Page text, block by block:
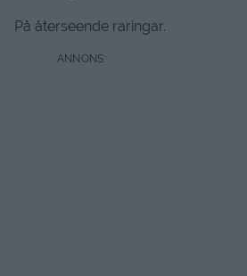
På återseende raringar.